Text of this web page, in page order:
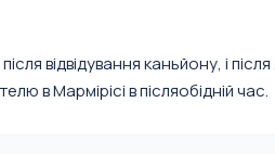
відвідування каньйону, і
в Мармірісі в післяобідній час.